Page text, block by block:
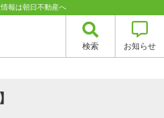
報は朝日不動産へ
検索 お知らせ